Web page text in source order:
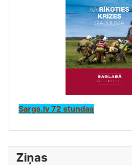
Ziņas
Sargs.lv 72 stundas